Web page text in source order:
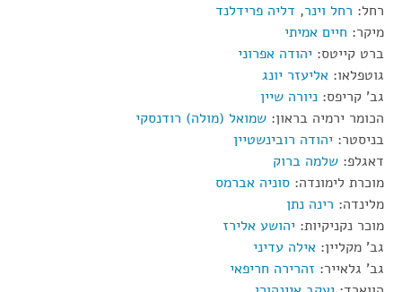
רחל: רחל וינר, דליה פרידלנד
מיקר: חיים אמיתי
ברט קייטס: יהודה אפרוני
גוטפלאו: אליעזר יונג
גב' קריפס: ניורה שיין
הכומר ירמיה בראון: שמואל (מולה) רודנסקי
בניסטר: יהודה רובינשטיין
דאגלפ: שלמה ברוק
מוכרת לימונדה: סוניה אברמס
מלינדה: רינה נתן
מוכר נקניקיות: יהושע אלירז
גב' מקליין: אילה עדיני
גב' גלאייר: זהרירה חריפאי